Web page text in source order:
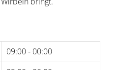
09:00 - 00:00